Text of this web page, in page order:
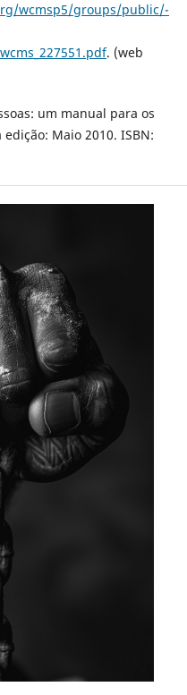
wcmsp5/groups/public/-
. (web
um manual para os
Maio 2010. ISBN: